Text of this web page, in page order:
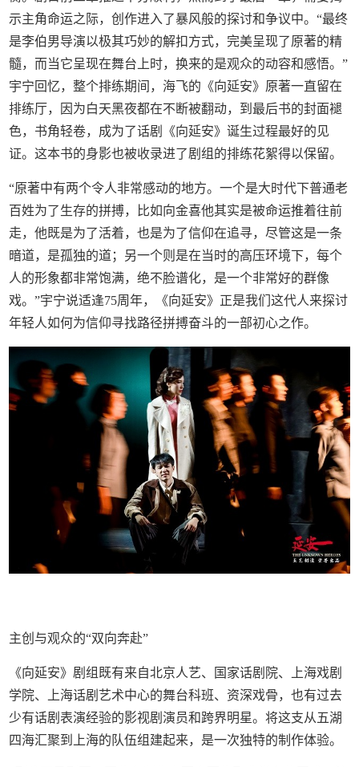
示主角命运之际，创作进入了暴风般的探讨和争议中。“最终
是李伯男导演以极其巧妙的解扣方式，完美呈现了原著的精
髓，而当它呈现在舞台上时，换来的是观众的动容和感悟。”
宇宁回忆，整个排练期间，海飞的《向延安》原著一直留在
排练厅，因为白天黑夜都在不断被翻动，到最后书的封面褪
色，书角轻卷，成为了话剧《向延安》诞生过程最好的见
证。这本书的身影也被收录进了剧组的排练花絮得以保留。
“原著中有两个令人非常感动的地方。一个是大时代下普通老
百姓为了生存的拼搏，比如向金喜他其实是被命运推着往前
走，他既是为了活着，也是为了信仰在追寻，尽管这是一条
暗道，是孤独的道；另一个则是在当时的高压环境下，每个
人的形象都非常饱满，绝不脸谱化，是一个非常好的群像
戏。”宇宁说适逢75周年，《向延安》正是我们这代人来探讨
年轻人如何为信仰寻找路径拼搏奋斗的一部初心之作。
主创与观众的“双向奔赴”
《向延安》剧组既有来自北京人艺、国家话剧院、上海戏剧
学院、上海话剧艺术中心的舞台科班、资深戏骨，也有过去
少有话剧表演经验的影视剧演员和跨界明星。将这支从五湖
四海汇聚到上海的队伍组建起来，是一次独特的制作体验。